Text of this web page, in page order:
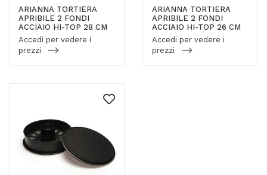
ARIANNA TORTIERA
APRIBILE 2 FONDI
ACCIAIO HI-TOP 28 CM
Accedi per vedere i
prezzi
ARIANNA TORTIERA
APRIBILE 2 FONDI
ACCIAIO HI-TOP 26 CM
Accedi per vedere i
prezzi